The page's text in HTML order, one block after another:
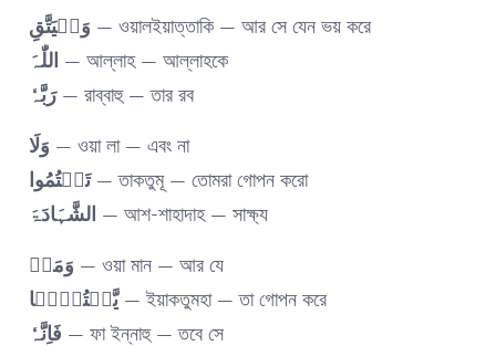
وَلۡیَتَّقِ — ওয়ালইয়াত্তাকি — আর সে যেন ভয় করে
اللّٰہَ — আল্লাহ — আল্লাহকে
رَبَّہٗ— রাব্বাহু — তার রব
وَلَا — ওয়া লা — এবং না
تَکۡتُمُوا— তাকতুমূ — তোমরা গোপন করো
الشَّہَادَۃَ — আশ-শাহাদাহ — সাক্ষ্য
وَمَنۡ — ওয়া মান — আর যে
یَّکۡتُمۡہَا— ইয়াকতুমহা — তা গোপন করে
فَاِنَّہٗ — ফা ইন্নাহু — তবে সে